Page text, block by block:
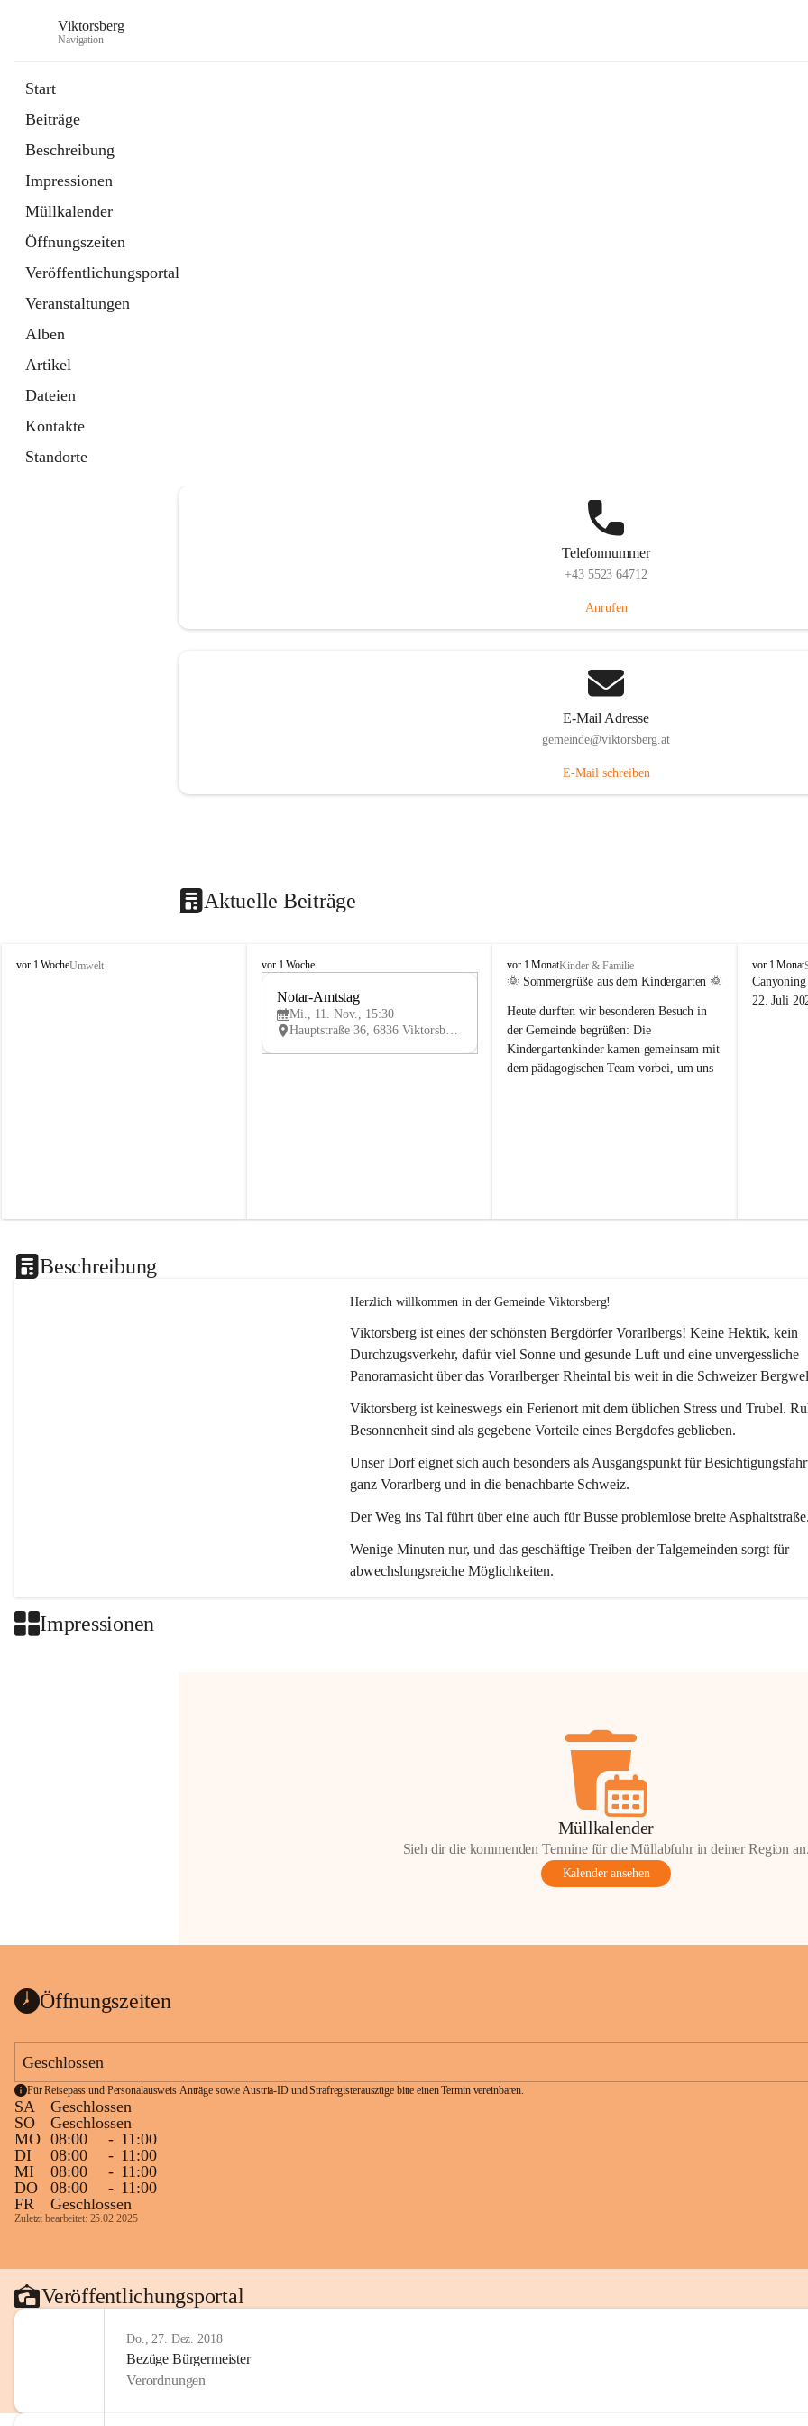
Viktorsberg
Navigation
Start
Beiträge
Beschreibung
Impressionen
Müllkalender
Öffnungszeiten
Veröffentlichungsportal
Veranstaltungen
Alben
Artikel
Dateien
Kontakte
Standorte
Telefonnummer
+43 5523 64712
Anrufen
E-Mail Adresse
gemeinde@viktorsberg.at
E-Mail schreiben
Aktuelle Beiträge
V
vor 1 WocheUmwelt
V
vor 1 Woche
V
Notar-Amtstag
Mi., 11. Nov., 15:30
Hauptstraße 36, 6836 Viktorsberg, AUT
V
i
t
o
r
s
vor 1 MonatKinder & Familie
🌞 Sommergrüße aus dem Kindergarten 🌞
Heute durften wir besonderen Besuch in
der Gemeinde begrüßen: Die
Kindergartenkinder kamen gemeinsam mit
dem pädagogischen Team vorbei, um uns
V
i
k
vor 1 Monat
22. Juli
Beschreibung
Herzlich willkommen in der Gemeinde Viktorsberg!
Viktorsberg ist eines der schönsten Bergdörfer Vorarlbergs! Keine Hektik, kein
Durchzugsverkehr, dafür viel Sonne und gesunde Luft und eine unvergessliche
Panoramasicht über das Vorarlberger Rheintal bis weit in die Schweizer
Viktorsberg ist keineswegs ein Ferienort mit dem üblichen Stress und Trubel.
Besonnenheit sind als gegebene Vorteile eines Bergdofes geblieben.
Unser Dorf eignet sich auch besonders als Ausgangspunkt für
ganz Vorarlberg und in die benachbarte Schweiz.
Der Weg ins Tal führt über eine auch für Busse problemlose breite
Wenige Minuten nur, und das geschäftige Treiben der Talgemeinden sorgt für
abwechslungsreiche Möglichkeiten.
Impressionen
Müllkalender
Sieh dir die kommenden Termine für die Müllabfuhr in deiner Region
Kalender ansehen
Öffnungszeiten
Geschlossen
Für Reisepass und Personalausweis Anträge sowie Austria-ID und Strafregisterauszüge bitte einen Termin vereinbaren.
SA
Geschlossen
SO
Geschlossen
MO 08:00 - 11:00
DI
08:00 - 11:00
MI
08:00 - 11:00
DO
08:00 - 11:00
FR
Geschlossen
Zuletzt bearbeitet: 25.02.2025
Veröffentlichungsportal
Do., 27. Dez. 2018
Bezüge Bürgermeister
Verordnungen